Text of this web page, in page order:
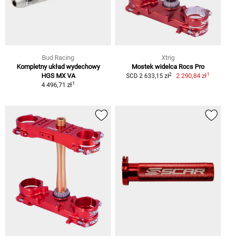
Bud Racing
Kompletny układ wydechowy
HGS MX VA
4 496,71 zł1
Xtrig
Mostek widelca Rocs Pro
SCD 2 633,15 zł2 2 290,84 zł1